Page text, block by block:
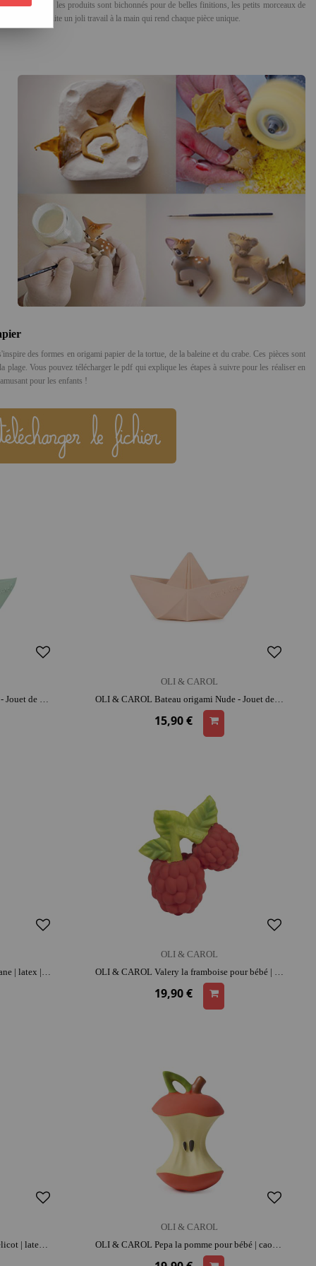
le moulage, les produits sont bichonnés pour de belles finitions, les petits morceaux de
tout de suite un joli travail à la main qui rend chaque pièce unique.
des formes en origami papier de la tortue, de la baleine et du crabe. Ces pièces sont
plage. Vous pouvez télécharger le pdf qui explique les étapes à suivre pour les réaliser en
pour les enfants !
OLI & CAROL
OLI & CAROL Bateau origami Nude - Jouet de bain | caoutchouc | moment détente et complicité
15,90 €
OLI & CAROL
19,90 €
OLI & CAROL